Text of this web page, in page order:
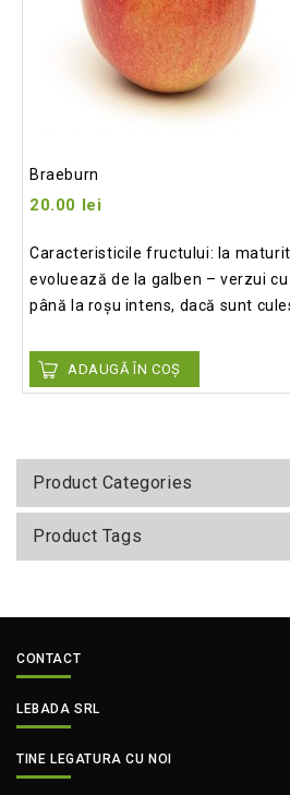
Braeburn
20.00 lei
Caracteristicile fructului: la
evoluează de la galben – verzui
până la roșu intens, dacă sunt
ADAUGĂ ÎN COȘ
Product Categories
Product Tags
CONTACT
LEBADA SRL
TINE LEGATURA CU NOI